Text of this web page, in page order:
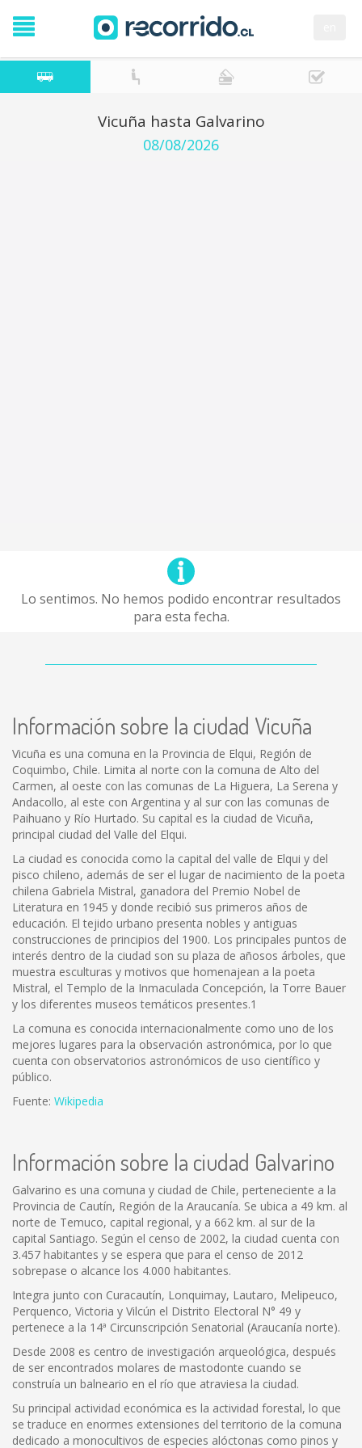
Vicuña hasta Galvarino
08/08/2026
Lo sentimos. No hemos podido encontrar resultados
para esta fecha.
Información sobre la ciudad Vicuña
Vicuña es una comuna en la Provincia de Elqui, Región de
Coquimbo, Chile. Limita al norte con la comuna de Alto del
Carmen, al oeste con las comunas de La Higuera, La Serena y
Andacollo, al este con Argentina y al sur con las comunas de
Paihuano y Río Hurtado. Su capital es la ciudad de Vicuña,
principal ciudad del Valle del Elqui.
La ciudad es conocida como la capital del valle de Elqui y del
pisco chileno, además de ser el lugar de nacimiento de la poeta
chilena Gabriela Mistral, ganadora del Premio Nobel de
Literatura en 1945 y donde recibió sus primeros años de
educación. El tejido urbano presenta nobles y antiguas
construcciones de principios del 1900. Los principales puntos de
interés dentro de la ciudad son su plaza de añosos árboles, que
muestra esculturas y motivos que homenajean a la poeta
Mistral, el Templo de la Inmaculada Concepción, la Torre Bauer
y los diferentes museos temáticos presentes.1
La comuna es conocida internacionalmente como uno de los
mejores lugares para la observación astronómica, por lo que
cuenta con observatorios astronómicos de uso científico y
público.
Fuente: Wikipedia
Información sobre la ciudad Galvarino
Galvarino es una comuna y ciudad de Chile, perteneciente a la
Provincia de Cautín, Región de la Araucanía. Se ubica a 49 km. al
norte de Temuco, capital regional, y a 662 km. al sur de la
capital Santiago. Según el censo de 2002, la ciudad cuenta con
3.457 habitantes y se espera que para el censo de 2012
sobrepase o alcance los 4.000 habitantes.
Integra junto con Curacautín, Lonquimay, Lautaro, Melipeuco,
Perquenco, Victoria y Vilcún el Distrito Electoral N° 49 y
pertenece a la 14ª Circunscripción Senatorial (Araucanía norte).
Desde 2008 es centro de investigación arqueológica, después
de ser encontrados molares de mastodonte cuando se
construía un balneario en el río que atraviesa la ciudad.
Su principal actividad económica es la actividad forestal, lo que
se traduce en enormes extensiones del territorio de la comuna
dedicado a monocultivos de especies alóctonas como pinos y